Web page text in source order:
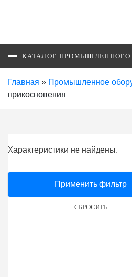
КАТАЛОГ ПРОМЫШЛЕННОГО
Главная » Промышленное
прикосновения
Характеристики не найдены.
Применить фильтр
СБРОСИТЬ